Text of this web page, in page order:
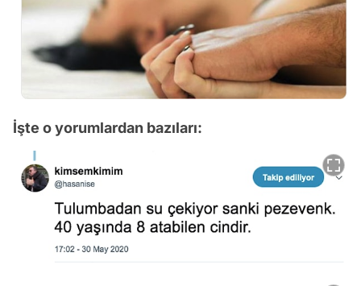
İşte o yorumlardan bazıları: